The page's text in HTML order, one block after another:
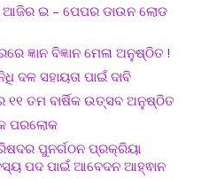
ଇ – ପେପର ଡାଉନ ଲୋଡ
ଜ୍ଞାନ ବିଜ୍ଞାନ ମେଳା ଅନୁଷ୍ଠିତ !
ସହାୟତା ପାଇଁ ଦାବି
ତମ ବାର୍ଷିକ ଉତ୍ସବ ଅନୁଷ୍ଠିତ
ପରଲୋକ
ପୁନର୍ଗଠନ ପ୍ରକ୍ରିୟା
ପଦ ପାଇଁ ଆବେଦନ ଆହ୍ଵାନ